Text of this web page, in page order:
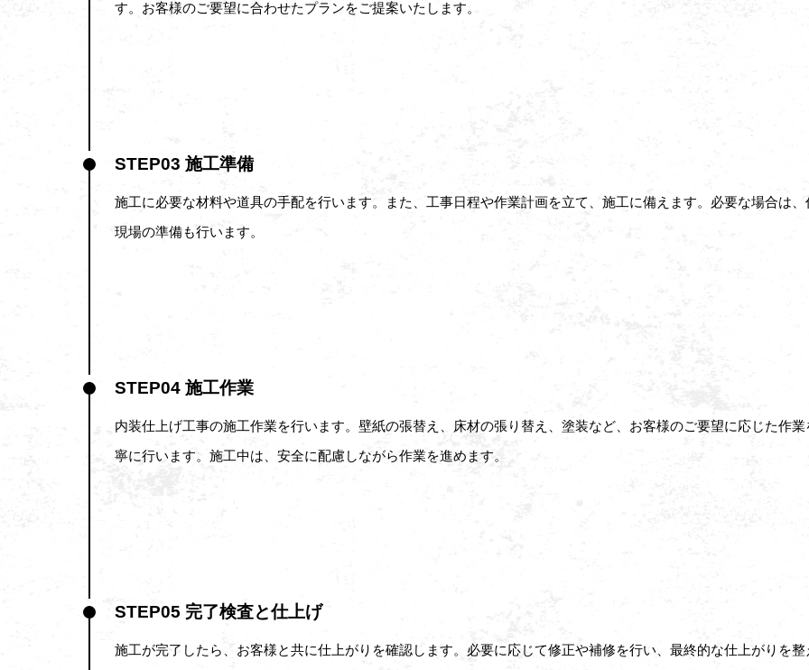
す。お客様のご要望に合わせたプランをご提案いたします。
STEP03 施工準備
施工に必要な材料や道具の手配を行います。また、工事日程や作業計画を立て、施工に備えます。必要な場合は、
現場の準備も行います。
STEP04 施工作業
内装仕上げ工事の施工作業を行います。壁紙の張替え、床材の張り替え、塗装など、お客様のご要望に応じた作業
寧に行います。施工中は、安全に配慮しながら作業を進めます。
STEP05 完了検査と仕上げ
施工が完了したら、お客様と共に仕上がりを確認します。必要に応じて修正や補修を行い、最終的な仕上がりを整